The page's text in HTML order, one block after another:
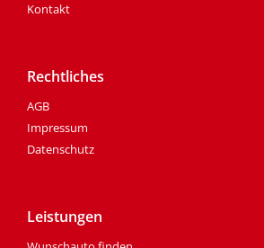
Kontakt
Rechtliches
AGB
Impressum
Datenschutz
Leistungen